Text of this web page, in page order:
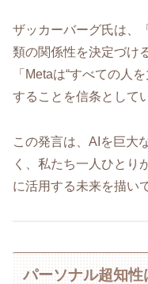
ザッカーバーグ氏は、
類の関係性を決定づけ
「Metaは“すべての人
することを信条として
この発言は、AIを巨大
く、私たち一人ひとり
に活用する未来を描い
パーソナル超知